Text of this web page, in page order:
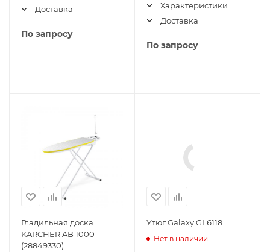
Доставка
По запросу
Характеристики
Доставка
По запросу
Гладильная доска
KARCHER AB 1000
(28849330)
Утюг Galaxy GL6118
Нет в наличии